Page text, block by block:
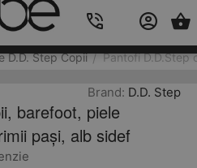
D.D. Step Copii / Pantofi D.D.Step
Brand: D.D. Step
barefoot, piele
pași, alb sidef
Cos